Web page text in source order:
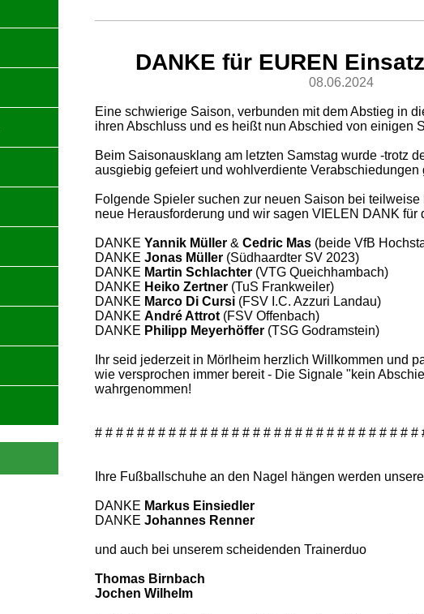
DANKE für EUREN
08.06.2024
Eine schwierige Saison, verbunden mit dem Abstieg in
ihren Abschluss und es heißt nun Abschied von einigen
Beim Saisonausklang am letzten Samstag wurde -trotz
ausgiebig gefeiert und wohlverdiente Verabschiedungen
Folgende Spieler suchen zur neuen Saison bei
neue Herausforderung und wir sagen VIELEN DANK für
DANKEYannik Müller &Cedric Mas (beide VfB
DANKEJonas Müller (Südhaardter SV 2023)
DANKE Martin Schlachter (VTG Queichhambach)
DANKE Heiko Zertner (TuS Frankweiler)
DANKE Marco Di Cursi (FSV I.C. Azzuri Landau)
DANKEAndré Attrot (FSV Offenbach)
DANKE Philipp Meyerhöffer (TSG Godramstein)
Ihr seid jederzeit in Mörlheim herzlich Willkommen und
wie versprochen immer bereit - Die Signale "kein
wahrgenommen!
# # # # # # # # # # # # # # # # # # # # # # # # # # # # # # #
hre Fußballschuhe an den Nagel hängen werden
DANKE Markus Einsiedler
DANKEJohannes Renner
und auch bei unserem scheidenden Trainerduo
Thomas Birnbach
Jochen Wilhelm